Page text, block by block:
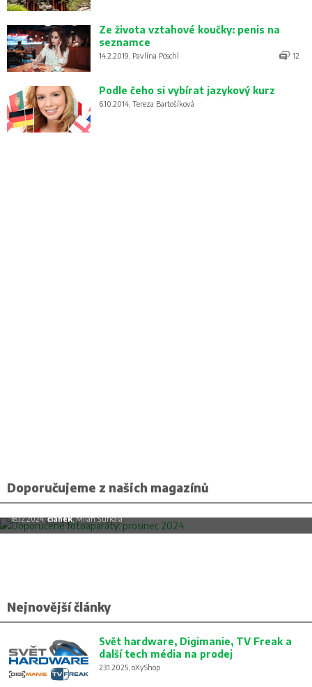
Ze života vztahové koučky: penis na
seznamce
14.2.2019, Pavlína Pöschl 12
Podle čeho si vybírat jazykový kurz
6.10.2014, Tereza Bartošíková
Doporučujeme z našich magazínů
Doporučené fotoaparáty: prosinec 2024
18.12.2024,článek, Milan Šurkala
Nejnovější články
Svět hardware, Digimanie, TV Freak a
další tech média na prodej
23.1.2025, oXyShop